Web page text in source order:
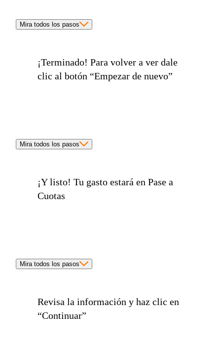
Mira todos los pasos
¡Terminado! Para volver a ver dale
clic al botón “Empezar de nuevo”
Mira todos los pasos
¡Y listo! Tu gasto estará en Pase a
Cuotas
Mira todos los pasos
Revisa la información y haz clic en
“Continuar”